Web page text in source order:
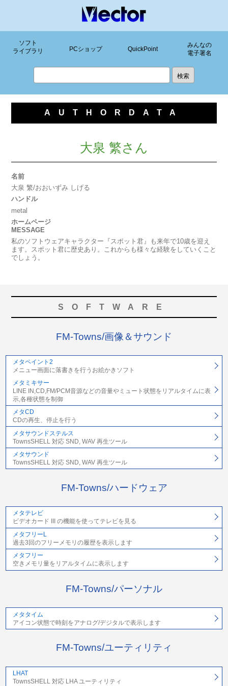
ソフト
ライブラリ
PCショップ QuickPoint
みんなの
電子署名
AUTHORDATA
大泉 繁さん
名前
大泉 繁/おおいずみ しげる
ハンドル
metal
ホームページ
MESSAGE
私のソフトウェアキャラクター『スポット君』も来年で10歳を迎え
ます。スポット君に歴史あり。これからも様々な経験をしていくこと
でしょう。
SOFTWARE
FM-Towns/画像＆サウンド
メタペイント2
メニュー画面に落書きを行うお絵かきソフト
メタミキサー
LINE IN,CD,FM/PCM音源などの音量やミュート状態をリアルタイムに表
示,各種状態を制御
メタCD
CDの再生、停止を行う
メタサウンドステルス
TownsSHELL 対応 SND, WAV 再生ツール
メタサウンド
TownsSHELL 対応 SND, WAV 再生ツール
FM-Towns/ハードウェア
メタテレビ
ビデオカード III の機能を使ってテレビを見る
メタフリーL
過去3回のフリーメモリの履歴を表示します
メタフリー
空きメモリ量をリアルタイムに表示します
FM-Towns/パーソナル
メタタイム
アイコン状態で時刻をアナログ/デジタルで表示します
FM-Towns/ユーティリティ
LHAT
TownsSHELL 対応 LHA ユーティリティ